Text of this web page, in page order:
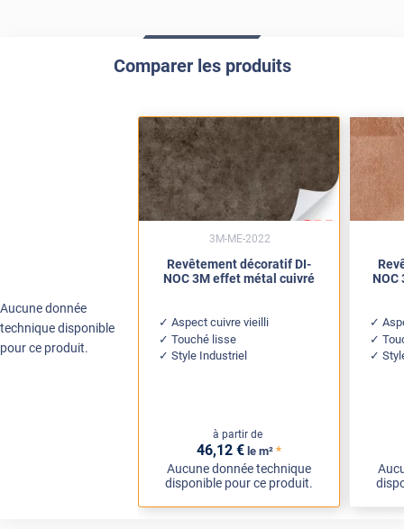
Comparer les produits
Aucune donnée
technique disponible
pour ce produit.
Revêtement décoratif DI-
NOC 3M effet métal cuivré
Aspect cuivre vieilli
Touché lisse
Style Industriel
à partir de
46,12 € le m² *
Aucune donnée technique
disponible pour ce produit.
3M-ME-2022